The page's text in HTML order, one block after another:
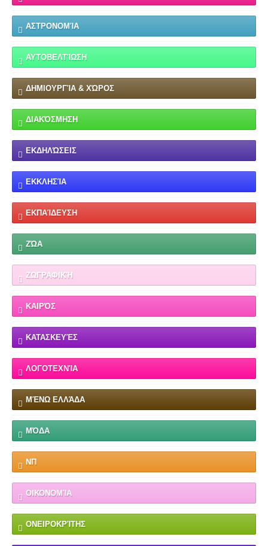
ΑΣΤΡΟΝΟΜΊΑ
ΑΥΤΟΒΕΛΤΊΩΣΗ
ΔΗΜΙΟΥΡΓΊΑ & ΧΏΡΟΣ
ΔΙΑΚΌΣΜΗΣΗ
ΕΚΔΗΛΏΣΕΙΣ
ΕΚΚΛΗΣΊΑ
ΕΚΠΑΊΔΕΥΣΗ
ΖΏΑ
ΖΩΓΡΑΦΙΚΉ
ΚΑΙΡΌΣ
ΚΑΤΑΣΚΕΥΈΣ
ΛΟΓΟΤΕΧΝΊΑ
ΜΈΝΩ ΕΛΛΆΔΑ
ΜΌΔΑ
ΝΠ
ΟΙΚΟΝΟΜΊΑ
ΟΝΕΙΡΟΚΡΊΤΗΣ